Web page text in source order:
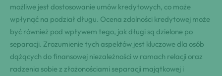
możliwe jest dostosowanie umów kredytowych, co może
wpłynąć na podział długu. Ocena zdolności kredytowej może
być również pod wpływem tego, jak długi są dzielone po
separacji. Zrozumienie tych aspektów jest kluczowe dla osób
dążących do finansowej niezależności w ramach relacji oraz
radzenia sobie z złożonościami separacji majątkowej i